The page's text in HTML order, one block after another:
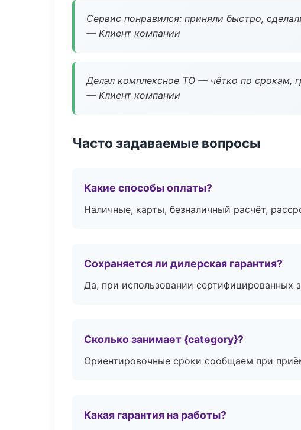
Сервис понравился: приняли быстро,
— Клиент компании
Делал комплексное ТО — чётко по срокам,
— Клиент компании
Часто задаваемые вопросы
Какие способы оплаты?
Наличные, карты, безналичный расчёт,
Сохраняется ли дилерская гарантия?
Да, при использовании сертифицированных
Сколько занимает {category}?
Ориентировочные сроки сообщаем при
Какая гарантия на работы?